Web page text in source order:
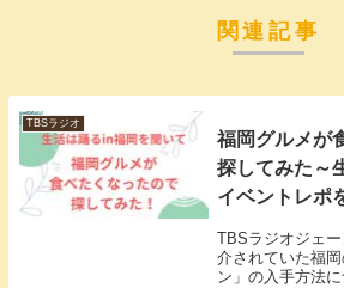
関連記事
TBSラジオ
福岡グルメが
探してみた～
イベントレポ
TBSラジオジェ
介されていた福
ン」の入手方法